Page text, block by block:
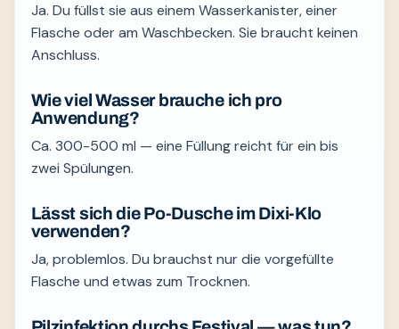
Ja. Du füllst sie aus einem Wasserkanister, einer
Flasche oder am Waschbecken. Sie braucht keinen
Anschluss.
Wie viel Wasser brauche ich pro
Anwendung?
Ca. 300-500 ml — eine Füllung reicht für ein bis
zwei Spülungen.
Lässt sich die Po-Dusche im Dixi-Klo
verwenden?
Ja, problemlos. Du brauchst nur die vorgefüllte
Flasche und etwas zum Trocknen.